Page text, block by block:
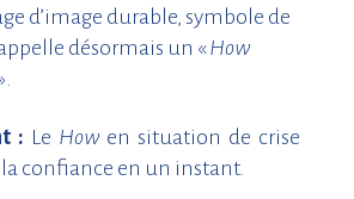
d’image durable, symbole de
désormais un «How
: Le Howen situation de crise
confiance en un instant.